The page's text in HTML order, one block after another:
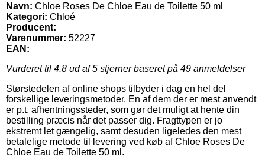
Navn: Chloe Roses De Chloe Eau de Toilette 50 ml
Kategori: Chloé
Producent:
Varenummer: 52227
EAN:
Vurderet til 4.8 ud af 5 stjerner baseret på 49 anmeldelser
Størstedelen af online shops tilbyder i dag en hel del
forskellige leveringsmetoder. En af dem der er mest anvendt
er p.t. afhentningssteder, som gør det muligt at hente din
bestilling præcis når det passer dig. Fragttypen er jo
ekstremt let gængelig, samt desuden ligeledes den mest
betalelige metode til levering ved køb af Chloe Roses De
Chloe Eau de Toilette 50 ml.